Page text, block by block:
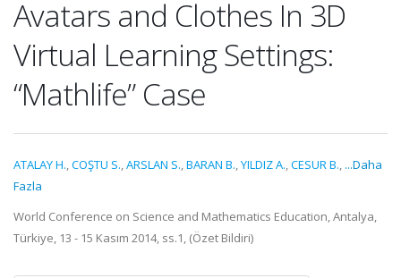
Avatars and Clothes In 3D
Virtual Learning Settings:
“Mathlife” Case
ATALAY H.,COŞTU S.,ARSLAN S.,BARAN B.,YILDIZ A.,CESUR B., ...Daha
Fazla
World Conference on Science and Mathematics Education, Antalya,
Türkiye, 13 - 15 Kasım 2014, ss.1, (Özet Bildiri)